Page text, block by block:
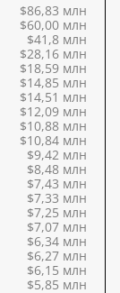
$86,83 млн
$60,00 млн
$41,8 млн
$28,16 млн
$18,59 млн
$14,85 млн
$14,51 млн
$12,09 млн
$10,88 млн
$10,84 млн
$9,42 млн
$8,48 млн
$7,43 млн
$7,33 млн
$7,25 млн
$7,07 млн
$6,34 млн
$6,27 млн
$6,15 млн
$5,85 млн